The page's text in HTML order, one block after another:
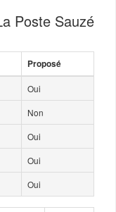
Poste Sauzé
Proposé
Oui
Non
Oui
Oui
Oui